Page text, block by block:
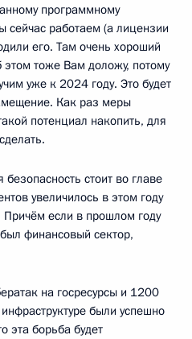
программному
работаем (а лицензии
его. Там очень хороший
тоже Вам доложу, потому
уже к 2024 году. Это будет
Как раз меры
потенциал накопить, для
стоит во главе
увеличилось в этом году
если в прошлом году
финансовый сектор,
на госресурсы и 1200
были успешно
эта борьба будет